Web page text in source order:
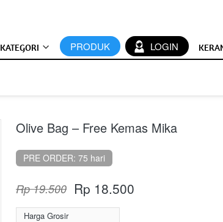
KATEGORI `PRODUK ` LOGIN
Olive Bag – Free Kemas Mika
PRE ORDER: 75 hari
Rp 19.500 Rp 18.500
Harga Grosir